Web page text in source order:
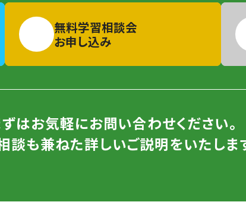
無料学習相談会
お申し込み
ずはお気軽にお問い合わせください。
談も兼ねた詳しいご説明をいたしま